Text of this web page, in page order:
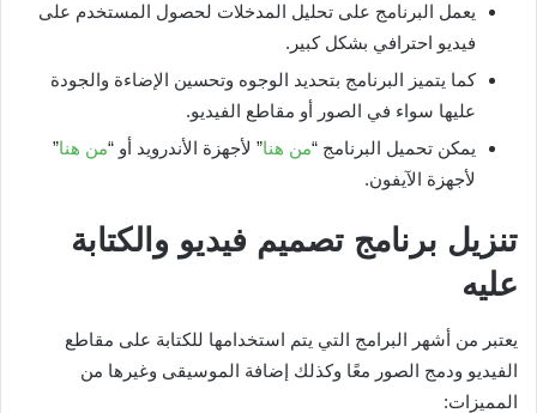
يعمل البرنامج على تحليل المدخلات لحصول المستخدم على
فيديو احترافي بشكل كبير.
كما يتميز البرنامج بتحديد الوجوه وتحسين الإضاءة والجودة
عليها سواء في الصور أو مقاطع الفيديو.
يمكن تحميل البرنامج “من هنا” لأجهزة الأندرويد أو “من هنا”
لأجهزة الآيفون.
تنزيل برنامج تصميم فيديو والكتابة
عليه
يعتبر من أشهر البرامج التي يتم استخدامها للكتابة على مقاطع
الفيديو ودمج الصور معًا وكذلك إضافة الموسيقى وغيرها من
المميزات: